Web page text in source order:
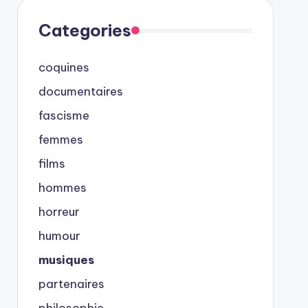
Categories
coquines
documentaires
fascisme
femmes
films
hommes
horreur
humour
musiques
partenaires